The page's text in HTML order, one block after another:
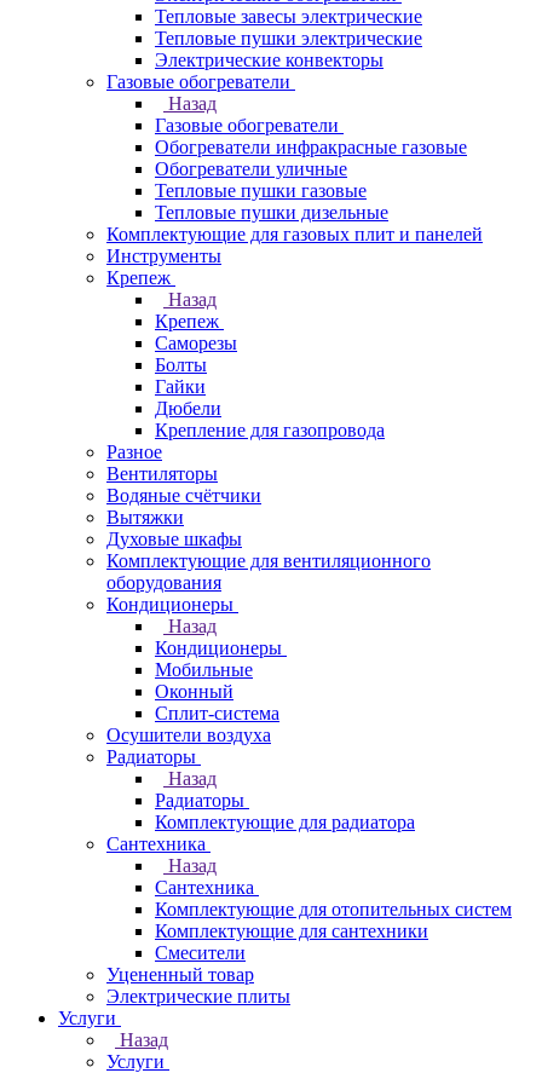
Тепловые завесы электрические
Тепловые пушки электрические
Электрические конвекторы
Газовые обогреватели
Назад
Газовые обогреватели
Обогреватели инфракрасные газовые
Обогреватели уличные
Тепловые пушки газовые
Тепловые пушки дизельные
Комплектующие для газовых плит и панелей
Инструменты
Крепеж
Назад
Крепеж
Саморезы
Болты
Гайки
Дюбели
Крепление для газопровода
Разное
Вентиляторы
Водяные счётчики
Вытяжки
Духовые шкафы
Комплектующие для вентиляционного
оборудования
Кондиционеры
Назад
Кондиционеры
Мобильные
Оконный
Сплит-система
Осушители воздуха
Радиаторы
Назад
Радиаторы
Комплектующие для радиатора
Сантехника
Назад
Сантехника
Комплектующие для отопительных систем
Комплектующие для сантехники
Смесители
Уцененный товар
Электрические плиты
Услуги
Назад
Услуги